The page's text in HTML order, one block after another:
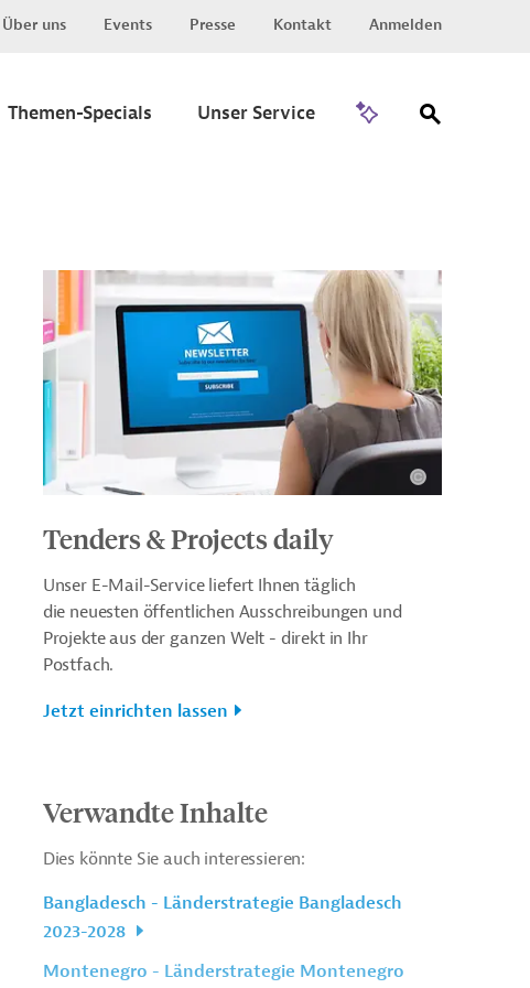
Über uns Events Presse Kontakt Anmelden
Themen-Specials Unser Service
Tenders & Projects daily
Unser E-Mail-Service liefert Ihnen täglich
die neuesten öffentlichen Ausschreibungen und
Projekte aus der ganzen Welt - direkt in Ihr
Postfach.
Jetzt einrichten lassen
Verwandte Inhalte
Dies könnte Sie auch interessieren:
Bangladesch - Länderstrategie Bangladesch
2023-2028
Montenegro - Länderstrategie Montenegro